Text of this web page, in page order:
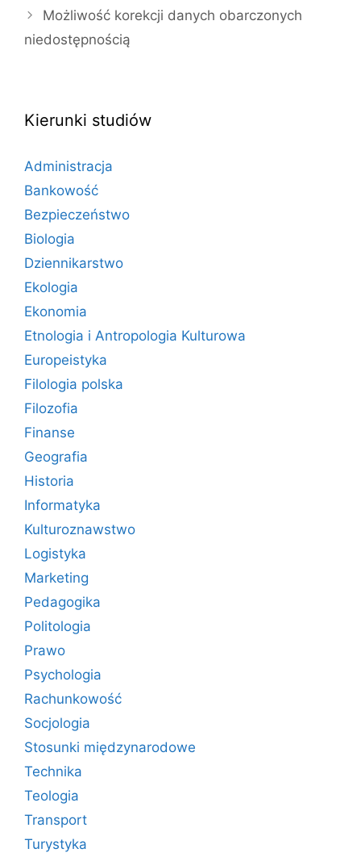
Możliwość korekcji danych obarczonych
niedostępnością
Kierunki studiów
Administracja
Bankowość
Bezpieczeństwo
Biologia
Dziennikarstwo
Ekologia
Ekonomia
Etnologia i Antropologia Kulturowa
Europeistyka
Filologia polska
Filozofia
Finanse
Geografia
Historia
Informatyka
Kulturoznawstwo
Logistyka
Marketing
Pedagogika
Politologia
Prawo
Psychologia
Rachunkowość
Socjologia
Stosunki międzynarodowe
Technika
Teologia
Transport
Turystyka